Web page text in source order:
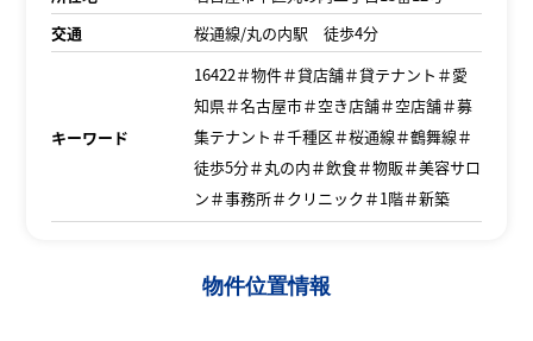
交通
桜通線/丸の内駅 徒歩4分
キーワード
16422＃物件＃貸店舗＃貸テナント＃愛
知県＃名古屋市＃空き店舗＃空店舗＃募
集テナント＃千種区＃桜通線＃鶴舞線＃
徒歩5分＃丸の内＃飲食＃物販＃美容サロ
ン＃事務所＃クリニック＃1階＃新築
物件位置情報